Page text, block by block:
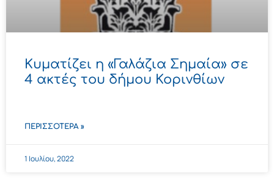
Κυματίζει η «Γαλάζια Σημαία» σε
4 ακτές του δήμου Κορινθίων
ΠΕΡΙΣΣΌΤΕΡΑ »
1 Ιουλίου, 2022